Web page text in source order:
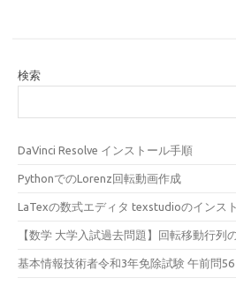
検索
DaVinci Resolve インストール手順
PythonでのLorenz回転動画作成
LaTexの数式エディタ texstudioのインス
【数学 大学入試過去問題】回転移動行列
基本情報技術者令和3年免除試験 午前問